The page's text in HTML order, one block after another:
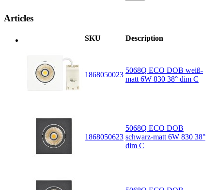
Articles
SKU Description
1868050023
5068Q ECO DOB weiß-
matt 6W 830 38° dim C
1868050623
5068Q ECO DOB
schwarz-matt 6W 830 38°
dim C